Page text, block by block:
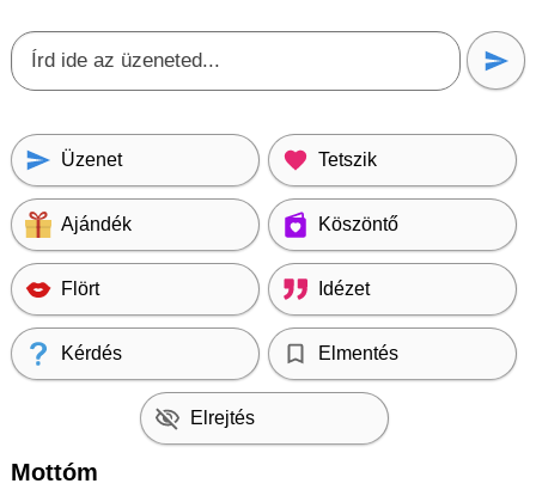
Üzenet Tetszik
Ajándék Köszöntő
Flört Idézet
Kérdés Elmentés
Elrejtés
Mottóm